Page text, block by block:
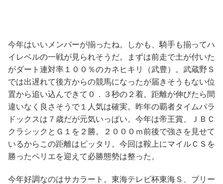
今年はいいメンバーが揃ったね。しかも、騎手も揃ってハ
イレベルの一戦が見られそうだ。まずは前走で土が付いた
がダート連対率１００％のカネヒキリ（武豊）。武蔵野Ｓ
では出遅れて後方からの競馬になったが届きそうもない位
置から追い込んできて０．３秒の２着。距離が伸びたら間
違いなく良さそうで１人気は確実。昨年の覇者タイムパラ
ドックスは７歳だが元気いっぱい。今年は帝王賞、ＪＢＣ
クラシックとＧ１を２勝。２０００ｍ前後で強さを見せて
いるからこの距離はピッタリ。今回は鞍上にマイルＣＳを
勝ったペリエを迎えて必勝態勢は整った。
今年好調なのはサカラート。東海テレビ杯東海Ｓ、ブリー